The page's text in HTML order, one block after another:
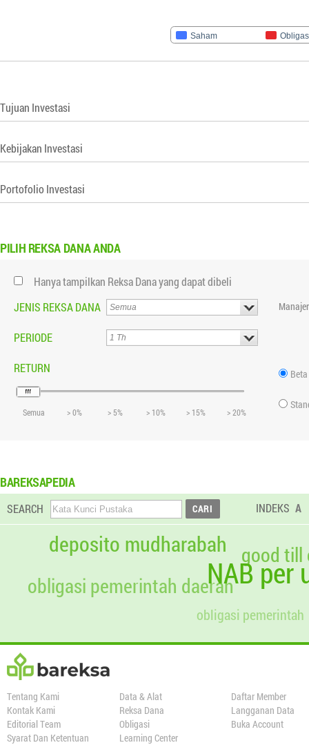
Saham
Tujuan Investasi
Kebijakan Investasi
Portofolio Investasi
PILIH REKSA DANA ANDA
Hanya tampilkan Reksa Dana yang dapat dibeli
JENIS REKSA DANA
PERIODE
RETURN
Semua > 0% > 5% > 10% > 15% > 20%
Beta
BAREKSAPEDIA
SEARCH INDEKS A
NAB per
deposito mudharabah
obligasi pemerintah
obligasi pemerintah daerah
good till
Tentang Kami
Kontak Kami
Editorial Team
Syarat Dan Ketentuan
Data & Alat
Reksa Dana
Obligasi
Learning Center
Daftar Member
Langganan Data
Buka Account